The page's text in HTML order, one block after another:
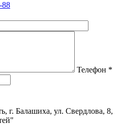
88
Телефон *
г. Балашиха, ул. Свердлова, 8,